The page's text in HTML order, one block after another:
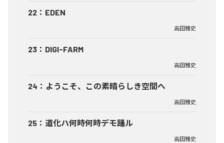
22 ： EDEN
高田雅史
23 ： DIGI-FARM
高田雅史
24 ： ようこそ、この素晴らしき空間へ
高田雅史
25 ： 道化ハ何時何時デモ踊ル
高田雅史